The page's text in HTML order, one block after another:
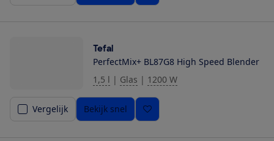
Tefal
PerfectMix+ BL87G8 High Speed Blender
1,5 l | Glas | 1200 W
Vergelijk Bekijk snel